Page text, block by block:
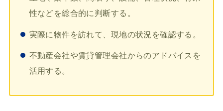
性などを総合的に判断する。
実際に物件を訪れて、現地の状況を確認する。
不動産会社や賃貸管理会社からのアドバイスを
活用する。